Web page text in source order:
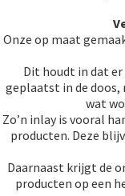
Onze op maat
Dit houdt in dat
geplaatst in de
wat
Zo’n inlay is vooral
producten. Deze
Daarnaast krijgt de
producten op een